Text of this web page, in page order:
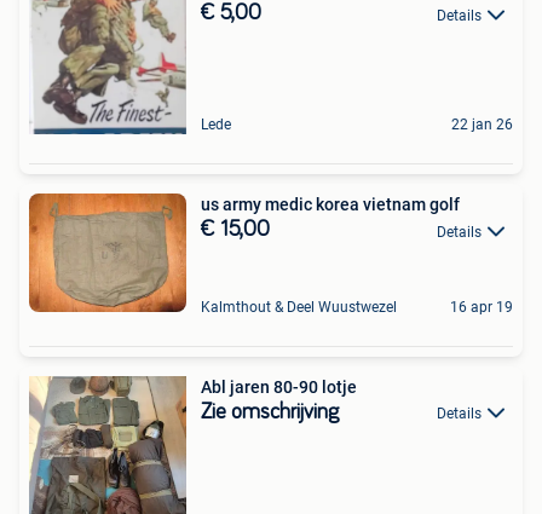
€ 5,00 Details
Lede 22 jan 26
us army medic korea vietnam golf
€ 15,00 Details
Kalmthout & Deel Wuustwezel 16 apr 19
Abl jaren 80-90 lotje
Zie omschrijving Details